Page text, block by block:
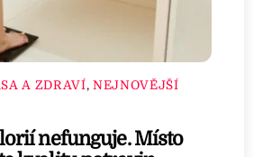
A ZDRAVÍ, NEJNOVĚJŠÍ
nefunguje. Místo